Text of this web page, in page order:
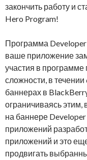
закончить работу и
Hero Program!
Программа
ваше приложение
участия в
сложности, в
баннерах в
ограничиваясь этим,
на баннере
приложений
приложений и это
продвигать